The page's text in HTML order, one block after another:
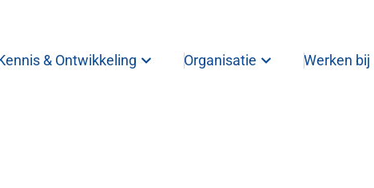
& Ontwikkeling Organisatie Werken bij